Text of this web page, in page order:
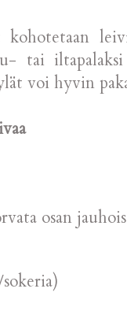
kohotetaan
tai
voi hyvin
osan